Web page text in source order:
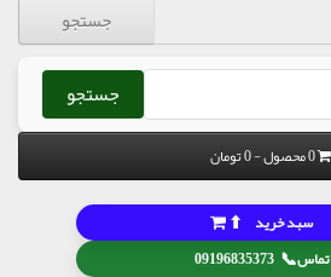
جستجو
جستجو
0 محصول - 0 تومان
تماس📞
09196835373
سبد خرید ⬆